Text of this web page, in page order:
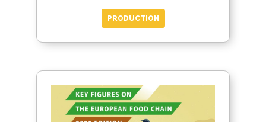
PRODUCTION